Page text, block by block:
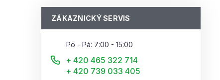
ZÁKAZNICKÝ SERVIS
Po - Pá: 7:00 - 15:00
+ 420 465 322 714
+ 420 739 033 405